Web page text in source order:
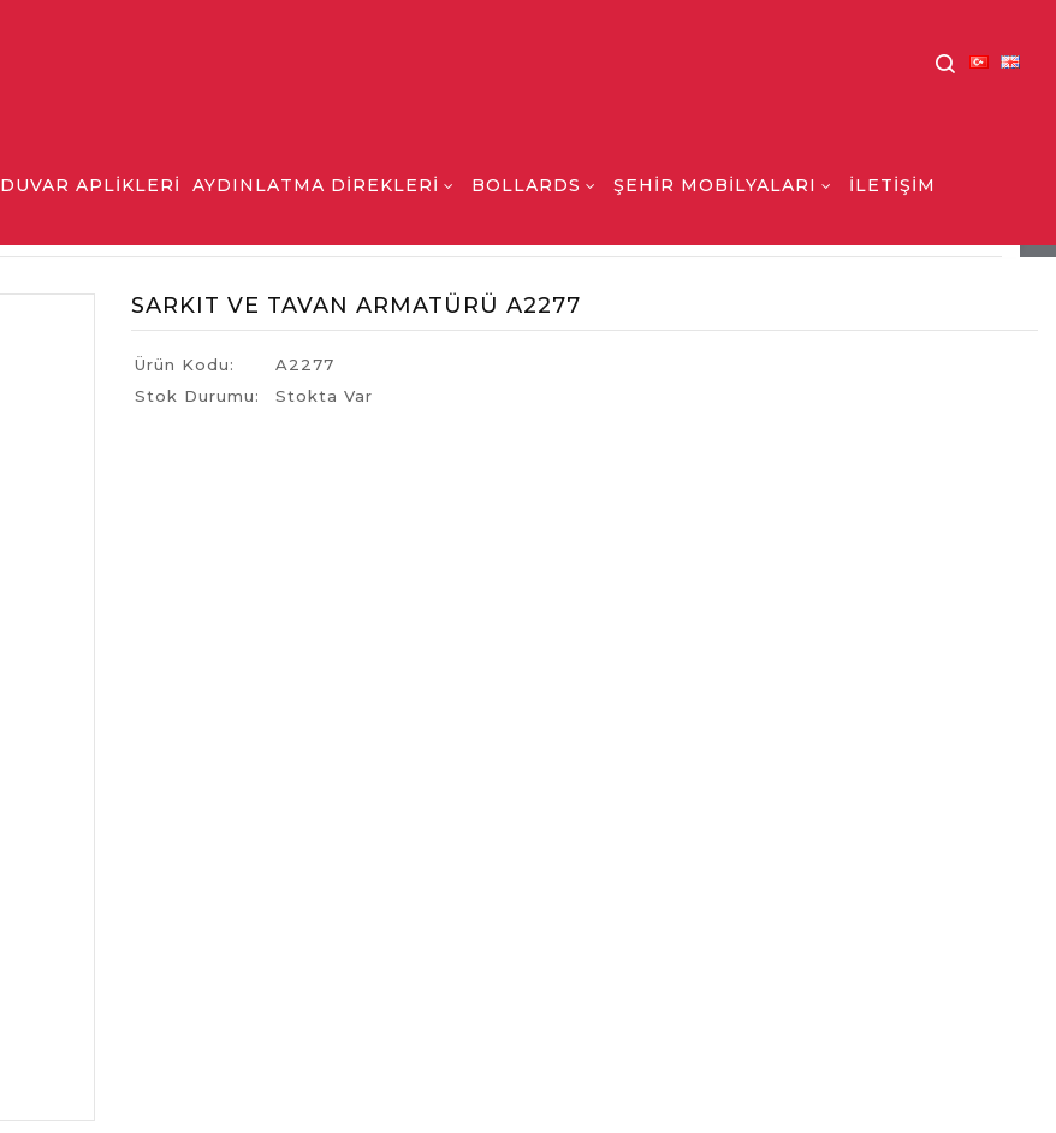
DUVAR APLİKLERİ AYDINLATMA DİREKLERİ BOLLARDS ŞEHİR MOBİLYALARI İLETİŞİM
SARKIT VE TAVAN ARMATÜRÜ A2277
Ürün Kodu:
A2277
Stok Durumu:
Stokta Var